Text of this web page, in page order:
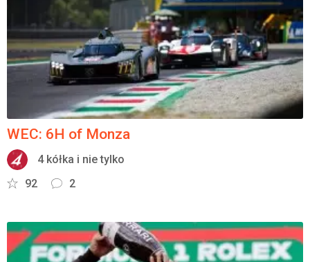
WEC: 6H of Monza
4 kółka i nie tylko
92
2